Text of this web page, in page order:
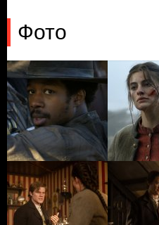
Фото